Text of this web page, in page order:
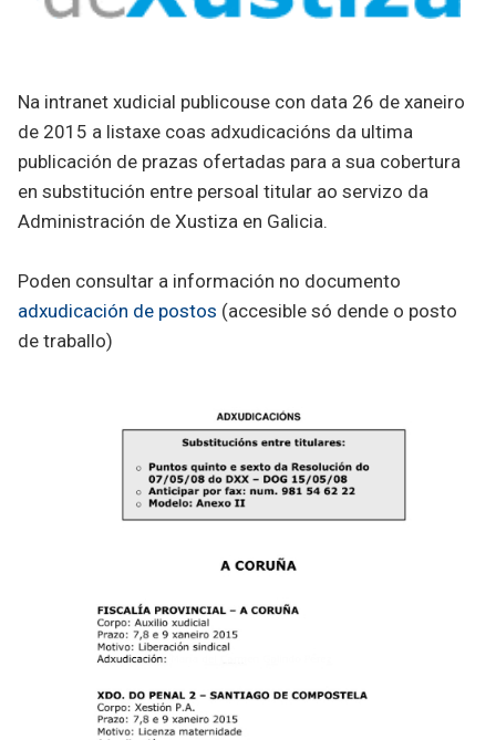
Na intranet xudicial publicouse con data 26 de xaneiro
de 2015 a listaxe coas adxudicacións da ultima
publicación de prazas ofertadas para a sua cobertura
en substitución entre persoal titular ao servizo da
Administración de Xustiza en Galicia.
Poden consultar a información no documento
adxudicación de postos (accesible só dende o posto
de traballo)